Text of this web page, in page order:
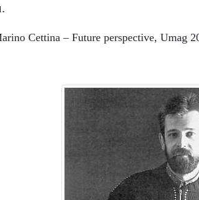
Cettina – Future perspective, Umag